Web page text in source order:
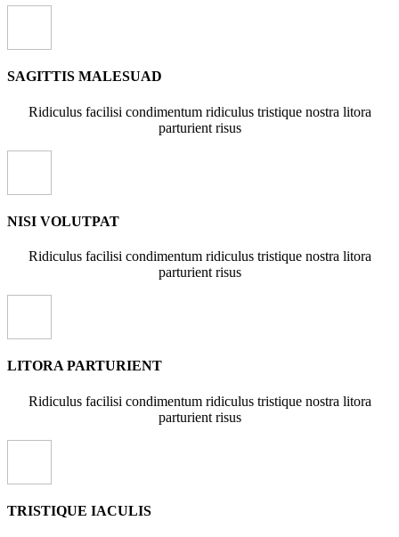
SAGITTIS MALESUAD
Ridiculus facilisi condimentum ridiculus tristique nostra litora
parturient risus
NISI VOLUTPAT
Ridiculus facilisi condimentum ridiculus tristique nostra litora
parturient risus
LITORA PARTURIENT
Ridiculus facilisi condimentum ridiculus tristique nostra litora
parturient risus
TRISTIQUE IACULIS